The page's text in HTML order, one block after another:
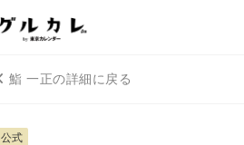
鮨 一正の詳細に戻る
公式